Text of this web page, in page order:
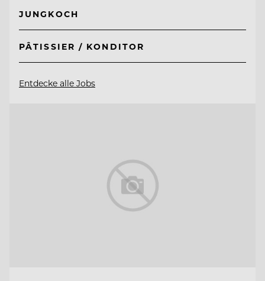
JUNGKOCH
PÂTISSIER / KONDITOR
Entdecke alle Jobs